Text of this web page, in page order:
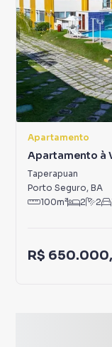
Apartamento
Apartamento à
Taperapuan
Porto Seguro, BA
100m² 2 2
R$